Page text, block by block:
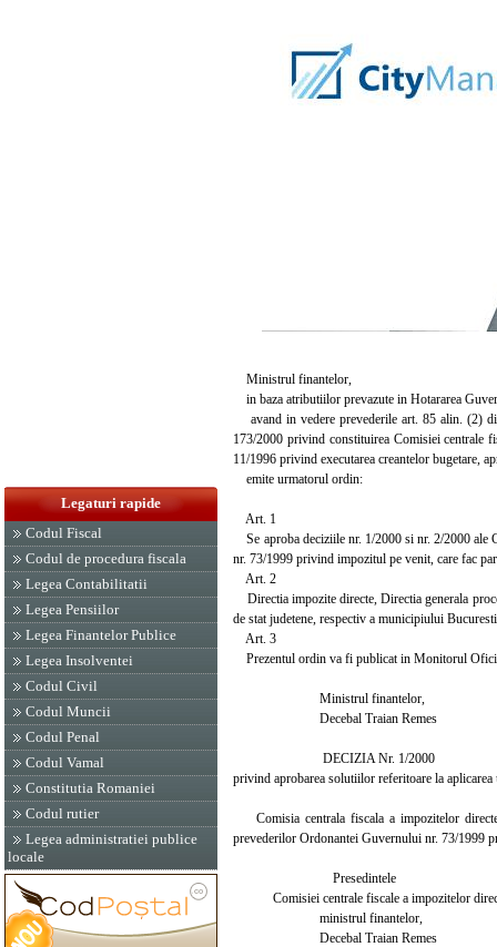
Legaturi rapide
Codul Fiscal
Codul de procedura fiscala
Legea Contabilitatii
Legea Pensiilor
Legea Finantelor Publice
Legea Insolventei
Codul Civil
Codul Muncii
Codul Penal
Codul Vamal
Constitutia Romaniei
Codul rutier
Legea administratiei publice
locale
Ministrul finantelor,
in baza atributiilor prevazute in Hotararea
avand in vedere prevederile art. 85 alin. (2)
173/2000 privind constituirea Comisiei centrale
11/1996 privind executarea creantelor bugetare,
emite urmatorul ordin:
Art. 1
Se aproba deciziile nr. 1/2000 si nr. 2/2000 ale
nr. 73/1999 privind impozitul pe venit, care fac
Art. 2
Directia impozite directe, Directia generala
de stat judetene, respectiv a municipiului
Art. 3
Prezentul ordin va fi publicat in Monitorul
Ministrul finantelor,
Decebal Traian Remes
DECIZIA Nr. 1/2000
privind aprobarea solutiilor referitoare la
Comisia centrala fiscala a impozitelor
prevederilor Ordonantei Guvernului nr. 73/1999
Presedintele
Comisiei centrale fiscale a impozitelor
ministrul finantelor,
Decebal Traian Remes